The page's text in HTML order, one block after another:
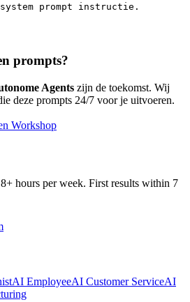
prompt instructie.
prompts?
Agents zijn de toekomst. Wij
deze prompts 24/7 voor je uitvoeren.
Workshop
hours per week. First results within 7
AI EmployeeAI Customer ServiceAI